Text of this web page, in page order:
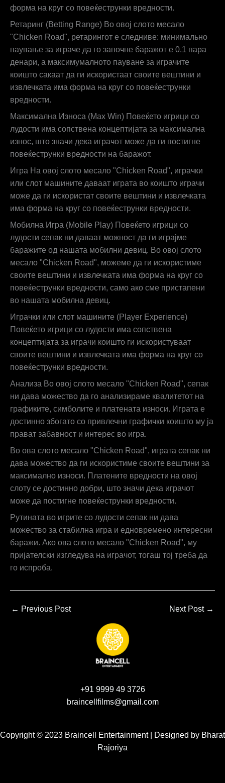
форма на круг со повеќеструнки вредности.
Ретаринг (Betting Range) Во овој слото месало
"Chicken Road", ретарингот е следниве: минимально
паување за играче да го започне баражот е 0.1 пара
денари, а максимумалното пауване за играчите
коишто сакаат да ги искористаат своите вештини и
извлечката има форма на круг со повеќеструнки
вредности.
Максимална Износа (Max Win) Повеќето игрици со
лудости има сопствена концептијата за максимална
износ, што значи дека играчот може да ги постигне
повеќеструнки вредности на баражот.
Игра На овој слото месало "Chicken Road", играчки
или слот машините даваат играта во коишто играчи
може да ги искористат своите вештини и извлечката
има форма на круг со повеќеструнки вредности.
Мобилна Игра (Mobile Play) Повеќето игрици со
лудости сепак ни даваат можност да ги играјме
баражите од нашата мобилни девиц. Во овој слото
месало "Chicken Road", можеме да ги искористиме
своите вештини и извлечката има форма на круг со
повеќеструнки вредности, само ако сме пристапени
во нашата мобилна девиц.
Играчки или слот машините (Player Experience)
Повеќето игрици со лудости има сопствена
концептијата за играчи коишто ги искористуваат
своите вештини и извлечката има форма на круг со
повеќеструнки вредности.
Анализа Во овој слото месало "Chicken Road", сепак
ни дава можество да го анализираме квалитетот на
графиките, симболите и платената износи. Играта е
достинно збогато со привлечни графички коишто му ја
прават забавност и интерес во игра.
Во ова слото месало "Chicken Road", играта сепак ни
дава можество да ги искористиме своите вештини за
максимално износи. Платените вредности на овој
слоту се достинно добри, што значи дека играчот
може да постигне повеќеструнки вредности.
Рутината во игрите со лудости сепак ни дава
можество за стабилна игра и едновремено интересни
баражи. Ако ова слото месало "Chicken Road", му
пријателски изгледува на играчот, тогаш тој треба да
го испроба.
← Previous Post Next Post →
+91 9999 49 3726
braincellfilms@gmail.com
Copyright © 2023 Braincell Entertainment | Designed by Bharat
Rajoriya